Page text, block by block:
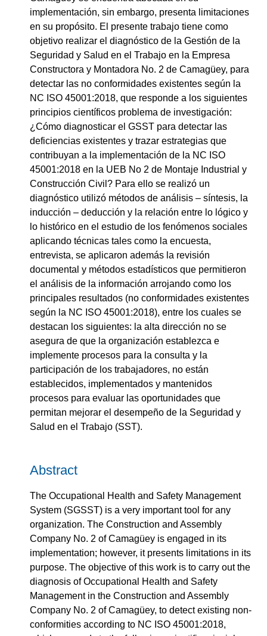
implementación, sin embargo, presenta limitaciones
en su propósito. El presente trabajo tiene como
objetivo realizar el diagnóstico de la Gestión de la
Seguridad y Salud en el Trabajo en la Empresa
Constructora y Montadora No. 2 de Camagüey, para
detectar las no conformidades existentes según la
NC ISO 45001:2018, que responde a los siguientes
principios científicos problema de investigación:
¿Cómo diagnosticar el GSST para detectar las
deficiencias existentes y trazar estrategias que
contribuyan a la implementación de la NC ISO
45001:2018 en la UEB No 2 de Montaje Industrial y
Construcción Civil? Para ello se realizó un
diagnóstico utilizó métodos de análisis – síntesis, la
inducción – deducción y la relación entre lo lógico y
lo histórico en el estudio de los fenómenos sociales
aplicando técnicas tales como la encuesta,
entrevista, se aplicaron además la revisión
documental y métodos estadísticos que permitieron
el análisis de la información arrojando como los
principales resultados (no conformidades existentes
según la NC ISO 45001:2018), entre los cuales se
destacan los siguientes: la alta dirección no se
asegura de que la organización establezca e
implemente procesos para la consulta y la
participación de los trabajadores, no están
establecidos, implementados y mantenidos
procesos para evaluar las oportunidades que
permitan mejorar el desempeño de la Seguridad y
Salud en el Trabajo (SST).
Abstract
The Occupational Health and Safety Management
System (SGSST) is a very important tool for any
organization. The Construction and Assembly
Company No. 2 of Camagüey is engaged in its
implementation; however, it presents limitations in its
purpose. The objective of this work is to carry out the
diagnosis of Occupational Health and Safety
Management in the Construction and Assembly
Company No. 2 of Camagüey, to detect existing non-
conformities according to NC ISO 45001:2018,